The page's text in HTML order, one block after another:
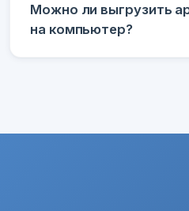
Можно ли выгрузить
на компьютер?